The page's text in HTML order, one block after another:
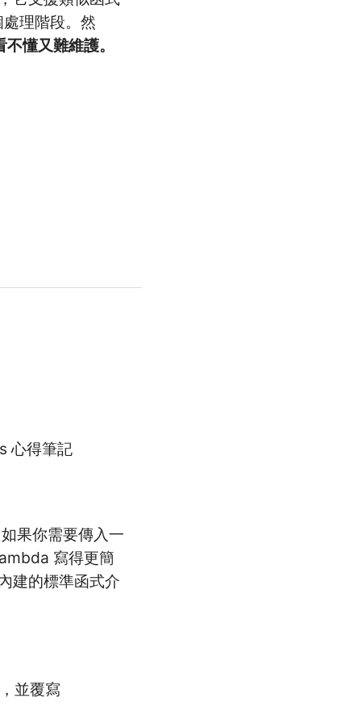
理階段。然
懂又難維護。
心得筆記
果你需要傳入一
寫得更簡
建的標準函式介
並覆寫